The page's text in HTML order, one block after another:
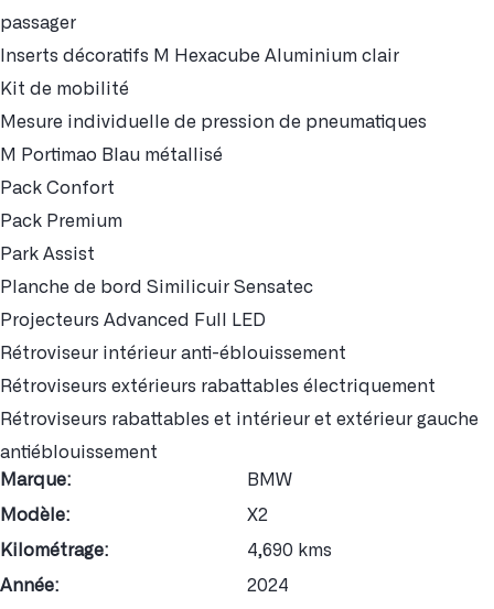
passager
Inserts décoratifs M Hexacube Aluminium clair
Kit de mobilité
Mesure individuelle de pression de pneumatiques
M Portimao Blau métallisé
Pack Confort
Pack Premium
Park Assist
Planche de bord Similicuir Sensatec
Projecteurs Advanced Full LED
Rétroviseur intérieur anti-éblouissement
Rétroviseurs extérieurs rabattables électriquement
Rétroviseurs rabattables et intérieur et extérieur gauche
antiéblouissement
Marque:
BMW
Modèle:
X2
Kilométrage:
4,690 kms
Année:
2024